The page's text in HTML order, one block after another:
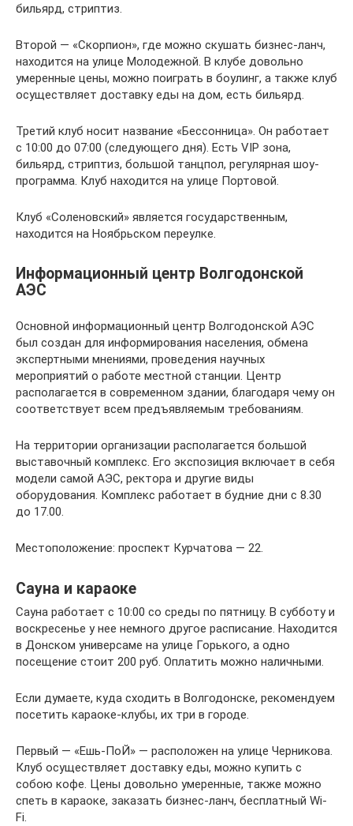
бильярд, стриптиз.
Второй — «Скорпион», где можно скушать бизнес-ланч,
находится на улице Молодежной. В клубе довольно
умеренные цены, можно поиграть в боулинг, а также клуб
осуществляет доставку еды на дом, есть бильярд.
Третий клуб носит название «Бессонница». Он работает
с 10:00 до 07:00 (следующего дня). Есть VIP зона,
бильярд, стриптиз, большой танцпол, регулярная шоу-
программа. Клуб находится на улице Портовой.
Клуб «Соленовский» является государственным,
находится на Ноябрьском переулке.
Информационный центр Волгодонской
АЭС
Основной информационный центр Волгодонской АЭС
был создан для информирования населения, обмена
экспертными мнениями, проведения научных
мероприятий о работе местной станции. Центр
располагается в современном здании, благодаря чему он
соответствует всем предъявляемым требованиям.
На территории организации располагается большой
выставочный комплекс. Его экспозиция включает в себя
модели самой АЭС, ректора и другие виды
оборудования. Комплекс работает в будние дни с 8.30
до 17.00.
Местоположение: проспект Курчатова — 22.
Сауна и караоке
Сауна работает с 10:00 со среды по пятницу. В субботу и
воскресенье у нее немного другое расписание. Находится
в Донском универсаме на улице Горького, а одно
посещение стоит 200 руб. Оплатить можно наличными.
Если думаете, куда сходить в Волгодонске, рекомендуем
посетить караоке-клубы, их три в городе.
Первый — «Ешь-ПоЙ» — расположен на улице Черникова.
Клуб осуществляет доставку еды, можно купить с
собою кофе. Цены довольно умеренные, также можно
спеть в караоке, заказать бизнес-ланч, бесплатный Wi-
Fi.